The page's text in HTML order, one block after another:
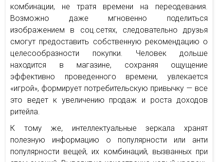
комбинации, не тратя времени на переодевания.
Возможно даже мгновенно поделиться
изображением в соц.сетях, следовательно друзья
смогут предоставить собственную рекомендацию о
целесообразности покупки. Человек дольше
находится в магазине, сохраняя ощущение
эффективно проведенного времени, увлекается
«игрой», формирует потребительскую привычку — все
это ведет к увеличению продаж и роста доходов
ритейла.
К тому же, интеллектуальные зеркала хранят
полезную информацию о популярности или анти
популярности вещей, их комбинаций, вызванных при